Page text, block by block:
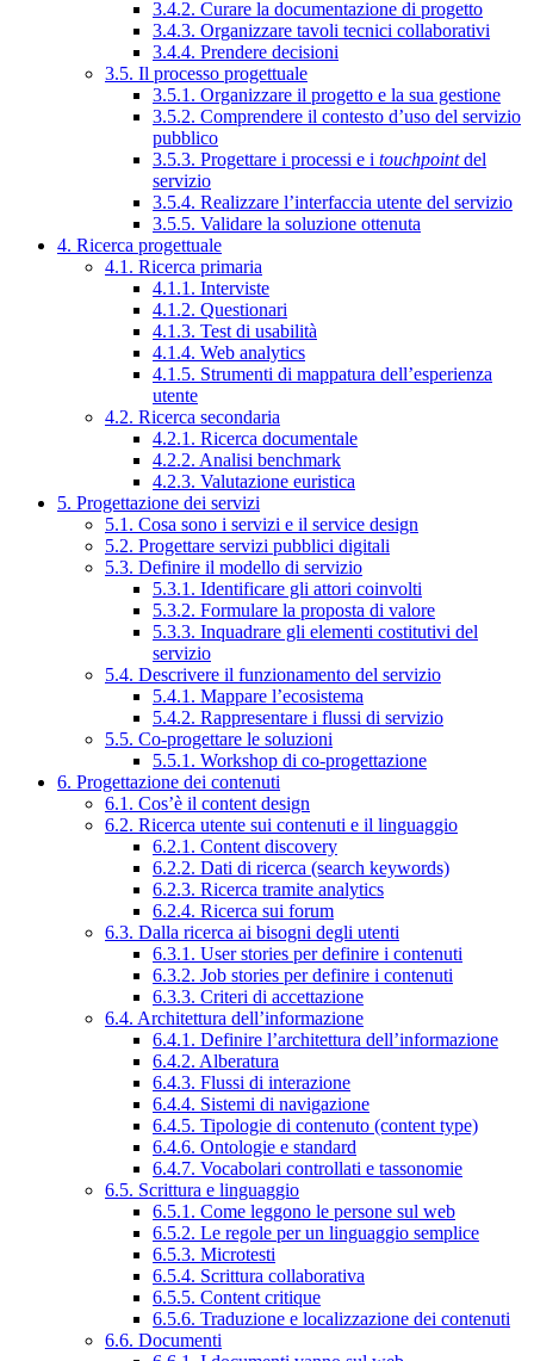
3.4.2. Curare la documentazione di progetto
3.4.3. Organizzare tavoli tecnici collaborativi
3.4.4. Prendere decisioni
3.5. Il processo progettuale
3.5.1. Organizzare il progetto e la sua gestione
3.5.2. Comprendere il contesto d’uso del servizio
pubblico
3.5.3. Progettare i processi e i touchpointdel
servizio
3.5.4. Realizzare l’interfaccia utente del servizio
3.5.5. Validare la soluzione ottenuta
4. Ricerca progettuale
4.1. Ricerca primaria
4.1.1. Interviste
4.1.2. Questionari
4.1.3. Test di usabilità
4.1.4. Web analytics
4.1.5. Strumenti di mappatura dell’esperienza
utente
4.2. Ricerca secondaria
4.2.1. Ricerca documentale
4.2.2. Analisi benchmark
4.2.3. Valutazione euristica
5. Progettazione dei servizi
5.1. Cosa sono i servizi e il service design
5.2. Progettare servizi pubblici digitali
5.3. Definire il modello di servizio
5.3.1. Identificare gli attori coinvolti
5.3.2. Formulare la proposta di valore
5.3.3. Inquadrare gli elementi costitutivi del
servizio
5.4. Descrivere il funzionamento del servizio
5.4.1. Mappare l’ecosistema
5.4.2. Rappresentare i flussi di servizio
5.5. Co-progettare le soluzioni
5.5.1. Workshop di co-progettazione
6. Progettazione dei contenuti
6.1. Cos’è il content design
6.2. Ricerca utente sui contenuti e il linguaggio
6.2.1. Content discovery
6.2.2. Dati di ricerca (search keywords)
6.2.3. Ricerca tramite analytics
6.2.4. Ricerca sui forum
6.3. Dalla ricerca ai bisogni degli utenti
6.3.1. User stories per definire i contenuti
6.3.2. Job stories per definire i contenuti
6.3.3. Criteri di accettazione
6.4. Architettura dell’informazione
6.4.1. Definire l’architettura dell’informazione
6.4.2. Alberatura
6.4.3. Flussi di interazione
6.4.4. Sistemi di navigazione
6.4.5. Tipologie di contenuto (content type)
6.4.6. Ontologie e standard
6.4.7. Vocabolari controllati e tassonomie
6.5. Scrittura e linguaggio
6.5.1. Come leggono le persone sul web
6.5.2. Le regole per un linguaggio semplice
6.5.3. Microtesti
6.5.4. Scrittura collaborativa
6.5.5. Content critique
6.5.6. Traduzione e localizzazione dei contenuti
6.6. Documenti